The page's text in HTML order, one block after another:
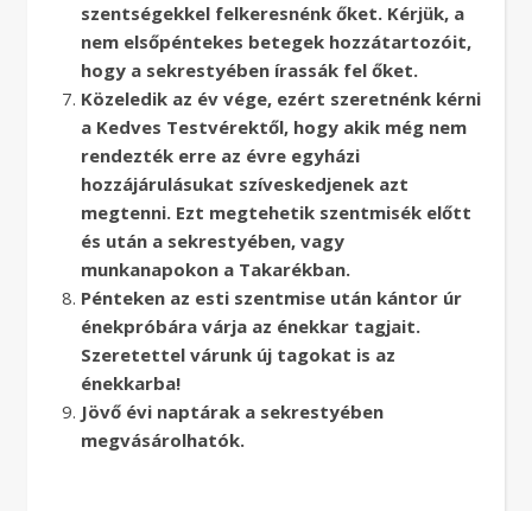
szentségekkel felkeresnénk őket. Kérjük, a
nem elsőpéntekes betegek hozzátartozóit,
hogy a sekrestyében írassák fel őket.
Közeledik az év vége, ezért szeretnénk kérni
a Kedves Testvérektől, hogy akik még nem
rendezték erre az évre egyházi
hozzájárulásukat szíveskedjenek azt
megtenni. Ezt megtehetik szentmisék előtt
és után a sekrestyében, vagy
munkanapokon a Takarékban.
Pénteken az esti szentmise után kántor úr
énekpróbára várja az énekkar tagjait.
Szeretettel várunk új tagokat is az
énekkarba!
Jövő évi naptárak a sekrestyében
megvásárolhatók.